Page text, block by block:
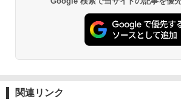
関連リンク